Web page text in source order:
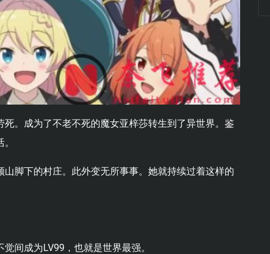
。成为了不老不死的魔女亚梓莎转生到了异世界。鉴
脚下的村庄。此外变无所事事。她就持续过着这样的
间成为LV99，也就是世界最强。